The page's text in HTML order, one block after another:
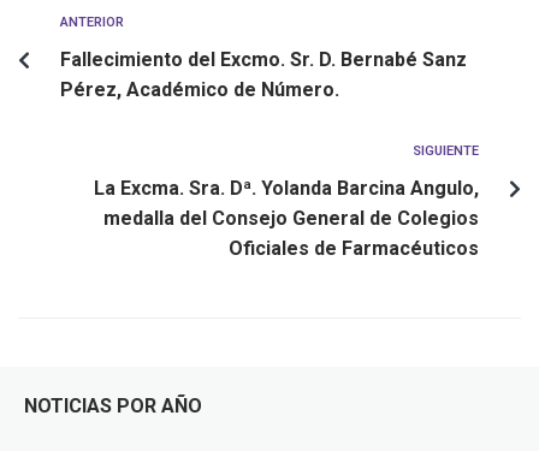
ANTERIOR
Fallecimiento del Excmo. Sr. D. Bernabé Sanz
Pérez, Académico de Número.
SIGUIENTE
La Excma. Sra. Dª. Yolanda Barcina Angulo,
medalla del Consejo General de Colegios
Oficiales de Farmacéuticos
NOTICIAS POR AÑO